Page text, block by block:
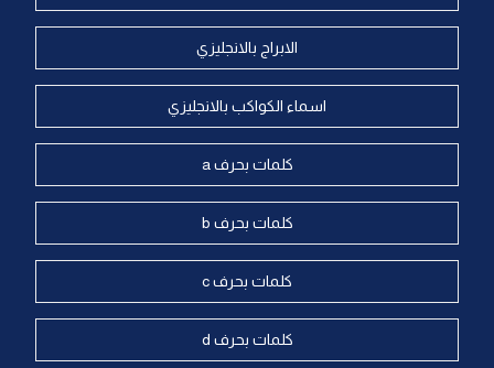
الابراج بالانجليزي
اسماء الكواكب بالانجليزي
كلمات بحرف a
كلمات بحرف b
كلمات بحرف c
كلمات بحرف d